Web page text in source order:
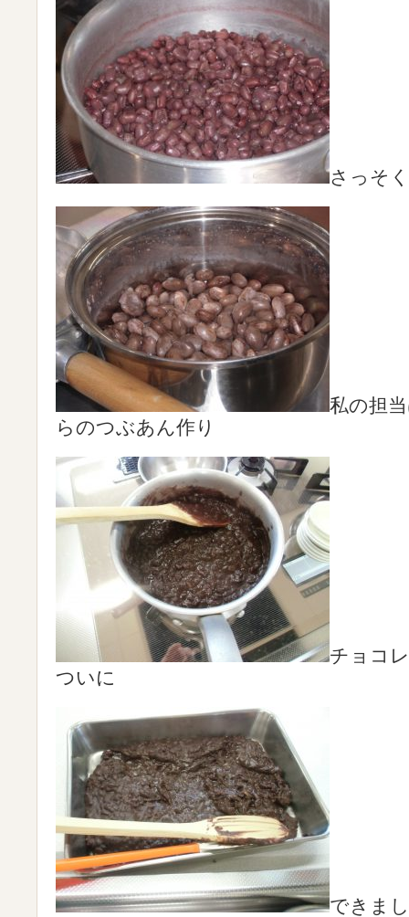
さっそ
私の担
らのつぶあん作り
チョコ
ついに
できま